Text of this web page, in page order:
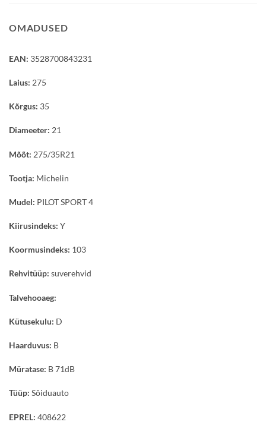
OMADUSED
EAN: 3528700843231
Laius: 275
Kõrgus: 35
Diameeter: 21
Mõõt: 275/35R21
Tootja: Michelin
Mudel: PILOT SPORT 4
Kiirusindeks: Y
Koormusindeks: 103
Rehvitüüp: suverehvid
Talvehooaeg:
Kütusekulu: D
Haarduvus: B
Müratase: B 71dB
Tüüp: Sõiduauto
EPREL: 408622